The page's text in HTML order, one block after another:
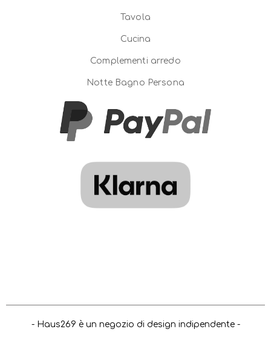
Tavola
Cucina
Complementi arredo
Notte Bagno Persona
- Haus269 è un negozio di design indipendente -